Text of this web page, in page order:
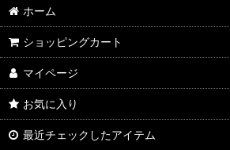
ホーム
ショッピングカート
マイページ
お気に入り
最近チェックしたアイテム